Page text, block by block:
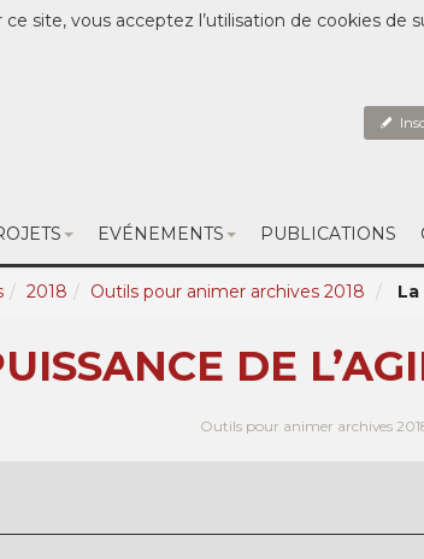
site, vous acceptez l’utilisation de cookies de
EVÉNEMENTS PUBLICATIONS
2018 Outils pour animer archives 2018
DE
Outils pour animer archives